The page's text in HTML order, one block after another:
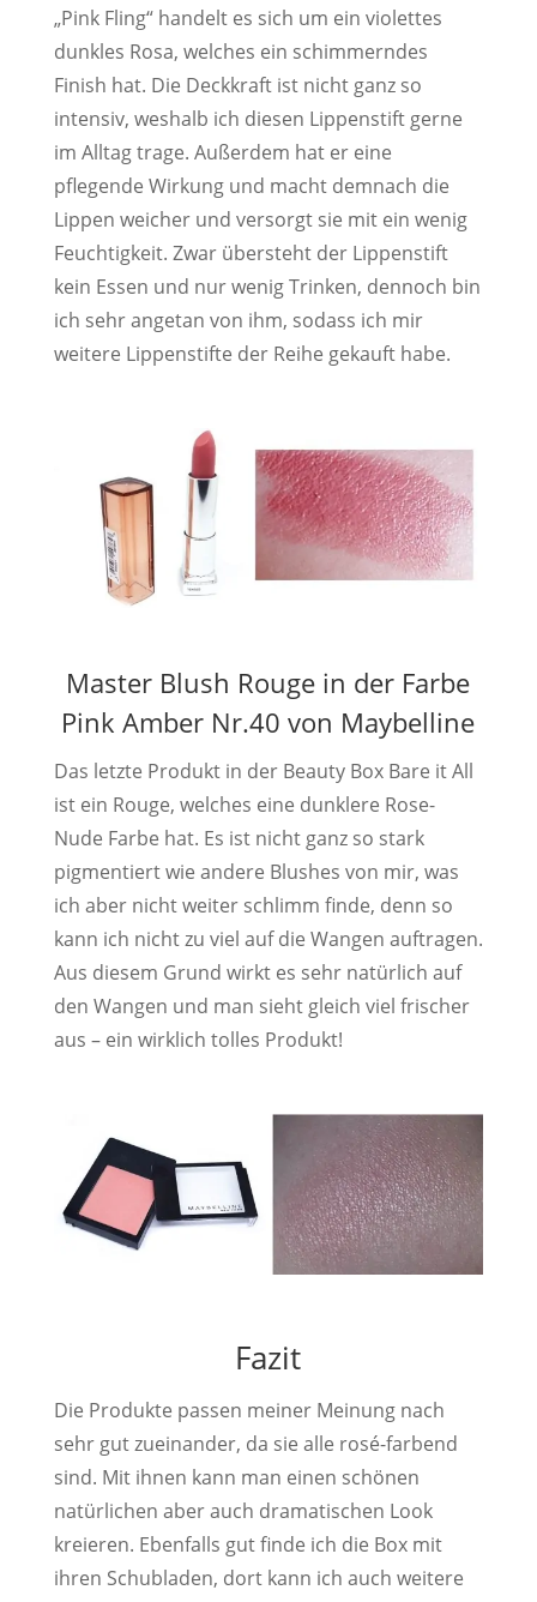
„Pink Fling“ handelt es sich um ein violettes
dunkles Rosa, welches ein schimmerndes
Finish hat. Die Deckkraft ist nicht ganz so
intensiv, weshalb ich diesen Lippenstift gerne
im Alltag trage. Außerdem hat er eine
pflegende Wirkung und macht demnach die
Lippen weicher und versorgt sie mit ein wenig
Feuchtigkeit. Zwar übersteht der Lippenstift
kein Essen und nur wenig Trinken, dennoch bin
ich sehr angetan von ihm, sodass ich mir
weitere Lippenstifte der Reihe gekauft habe.
Master Blush Rouge in der Farbe
Pink Amber Nr.40 von Maybelline
Das letzte Produkt in der Beauty Box Bare it All
ist ein Rouge, welches eine dunklere Rose-
Nude Farbe hat. Es ist nicht ganz so stark
pigmentiert wie andere Blushes von mir, was
ich aber nicht weiter schlimm finde, denn so
kann ich nicht zu viel auf die Wangen auftragen.
Aus diesem Grund wirkt es sehr natürlich auf
den Wangen und man sieht gleich viel frischer
aus – ein wirklich tolles Produkt!
Fazit
Die Produkte passen meiner Meinung nach
sehr gut zueinander, da sie alle rosé-farbend
sind. Mit ihnen kann man einen schönen
natürlichen aber auch dramatischen Look
kreieren. Ebenfalls gut finde ich die Box mit
ihren Schubladen, dort kann ich auch weitere